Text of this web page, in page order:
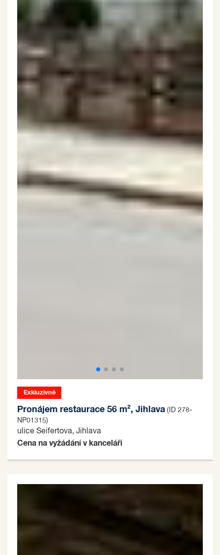
Exkluzivně
Pronájem restaurace 56 m², Jihlava (ID 278-
NP01315)
ulice Seifertova, Jihlava
Cena na vyžádání v kanceláři